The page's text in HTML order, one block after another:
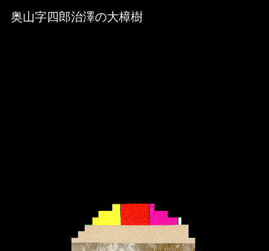
Media Viewer
奥山字四郎治澤の大樟樹